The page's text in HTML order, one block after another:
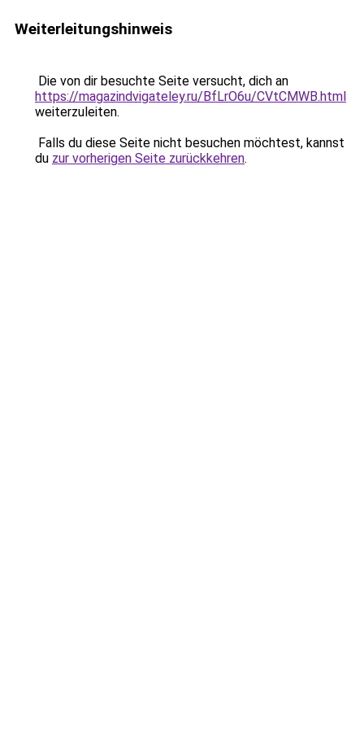
Weiterleitungshinweis
Die von dir besuchte Seite versucht, dich an
https://magazindvigateley.ru/BfLrO6u/CVtCMWB.html
weiterzuleiten.
Falls du diese Seite nicht besuchen möchtest, kannst
du zur vorherigen Seite zurückkehren.